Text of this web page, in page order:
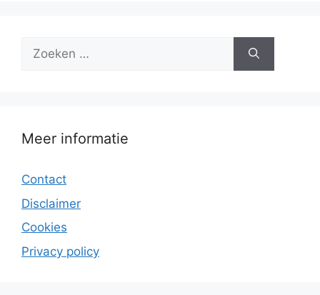
Zoek
Meer informatie
Contact
Disclaimer
Cookies
Privacy policy